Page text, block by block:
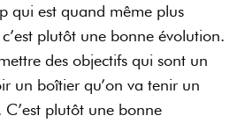
qui est quand même plus
plutôt une bonne évolution.
des objectifs qui sont un
un boîtier qu’on va tenir un
plutôt une bonne